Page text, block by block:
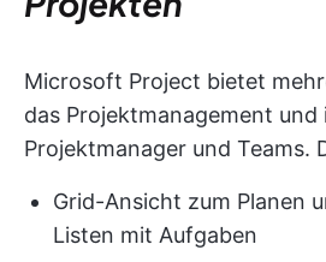
Microsoft Project bietet
das Projektmanagement
Projektmanager und Teams.
Grid-Ansicht zum Planen
Listen mit Aufgaben